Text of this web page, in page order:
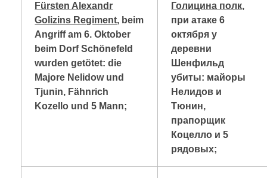
Fürsten Alexandr
Golizins Regiment, beim
Angriff am 6. Oktober
beim Dorf Schönefeld
wurden getötet: die
Majore Nelidow und
Tjunin, Fähnrich
Kozello und 5 Mann;
Голицина полк,
при атаке 6
октября у
деревни
Шенфильд
убиты: майоры
Нелидов и
Тюнин,
прапорщик
Коцелло и 5
рядовых;